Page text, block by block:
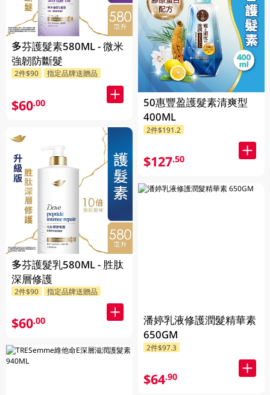
多芬護髮素580ML - 微米
強韌防斷髮
2件$90 指定品牌送贈品
$60.00
多芬護髮乳580ML - 胜肽
深層修護
2件$90 指定品牌送贈品
$60.00
50惠豐盈護髮素清爽型
400ML
2件$191.2
$127.50
潘婷乳液修護潤髮精華素
650GM
2件$97.3
$64.90